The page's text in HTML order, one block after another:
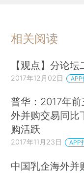
相关阅读
【观点】分论
2017年12月02日 APP
普华：2017年
外并购交易同比
购活跃
2017年11月23日 APP
中国乳企海外并